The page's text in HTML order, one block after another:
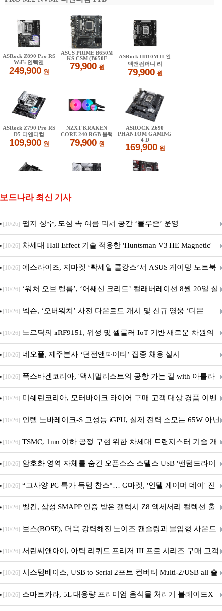
보드나라 최신 기사
[10/26] 펍지 성수, 도심 속 여름 피서 공간 ‘블루존’ 운영
[10/26] 차세대 Hall Effect 기술 적용한 'Huntsman V3 HE Magnetic'
시리즈 출시
[10/26] 에스라이즈, 지마켓 ‘빡세일 쿨캉스’서 ASUS 게이밍 노트북
특별 프로모션 진행
[10/26] ‘워처 오브 렐름’, ‘어쌔신 크리드’ 컬래버레이션 8월 20일 실
시
[10/26] 넥슨, ‘오버워치’ 사전 다운로드 개시 및 신규 영웅 ‘디몬
(D.Mon)’ 공개!
[10/26] 노르딕의 nRF9151, 위성 및 셀룰러 IoT 기반 새로운 차원의
커넥티드 기기 개발 지원
[10/26] 네오플, 제주본사 ‘던전앤파이터’ 집중 채용 실시
[10/26] 폭스바겐코리아, '맥시멀리스트의 공항 가는 길 with 아틀라
스' 이벤트 실시
[10/26] 미쉐린코리아, 모터바이크 타이어 구매 고객 대상 경품 이벤
트 진행
[10/26] 인텔 노바레이크-S 고성능 iGPU, 실제 전력 소모는 65W 아닌
40W?
[10/26] TSMC, 1nm 이하 공정 구현 위한 차세대 트랜지스터 기술 개
발
[10/26] 암호화 영역 자체를 숨긴 오픈소스 스텔스 USB '팬텀드라이
브' 공개
[10/26] “고사양 PC 특가 득템 찬스”… G마켓, '인텔 게이머 데이' 진
행
[10/26] 벨킨, 삼성 SMAPP 인증 받은 갤럭시 Z8 액세서리 컬렉션 출
시
[10/26] 보스(BOSE), 더욱 강력해진 노이즈 캔슬링과 몰입형 사운드
의 ‘QC 헤드폰 2세대’ 출시
[10/26] 서린씨앤아이, 아틱 리퀴드 프리저 III 프로 시리즈 구매 고객
대상 P12 프로 PST 증정 프로모션 진행
[10/26] 시스템베이스, USB to Serial 2포트 컨버터 Multi-2/USB all 출
시
[10/26] 스마트카라, 5L 대용량 프리미엄 음식물 처리기 블레이드X